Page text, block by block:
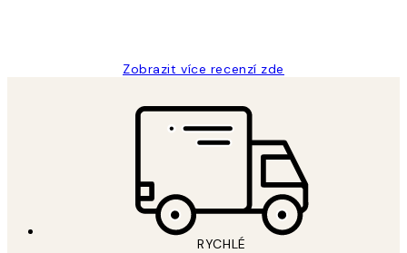
Zobrazit více recenzí zde
RYCHLÉ